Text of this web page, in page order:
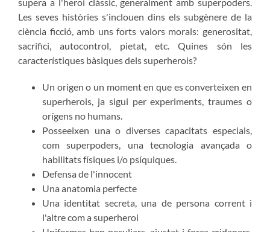
Les seves històries s'inclouen dins els subgènere de la
ciència ficció, amb uns forts valors morals: generositat,
sacrifici, autocontrol, pietat, etc. Quines són les
característiques bàsiques dels superherois?
Un origen o un moment en que es converteixen en
superherois, ja sigui per experiments, traumes o
orígens no humans.
Posseeixen una o diverses capacitats especials,
com superpoders, una tecnologia avançada o
habilitats físiques i/o psíquiques.
Defensa de l'innocent
Una anatomia perfecte
Una identitat secreta, una de persona corrent i
l'altre com a superheroi